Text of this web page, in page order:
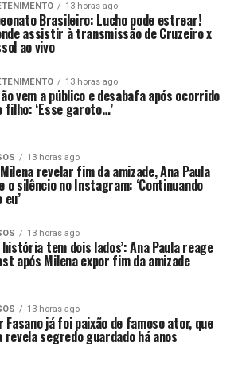
13 horas ago
Brasileiro: Lucho pode estrear!
assistir à transmissão de Cruzeiro x
ao vivo
13 horas ago
vem a público e desabafa após ocorrido
filho: ‘Esse garoto…’
13 horas ago
revelar fim da amizade, Ana Paula
o silêncio no Instagram: ‘Continuando
eu’
13 horas ago
história tem dois lados’: Ana Paula reage
após Milena expor fim da amizade
13 horas ago
Fasano já foi paixão de famoso ator, que
revela segredo guardado há anos